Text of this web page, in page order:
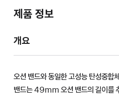
제품 정보
개요
오션 밴드와 동일한 고성능 탄성중합
밴드는 49mm 오션 밴드의 길이